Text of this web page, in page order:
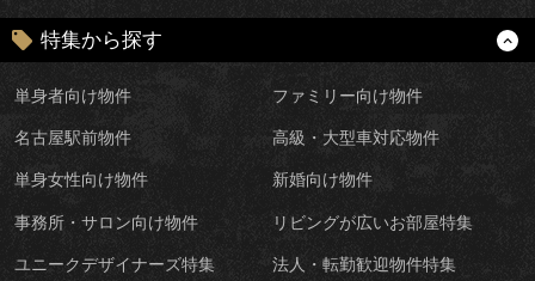
特集から探す
単身者向け物件 ファミリー向け物件
名古屋駅前物件 高級・大型車対応物件
単身女性向け物件 新婚向け物件
事務所・サロン向け物件 リビングが広いお部屋特集
ユニークデザイナーズ特集 法人・転勤歓迎物件特集